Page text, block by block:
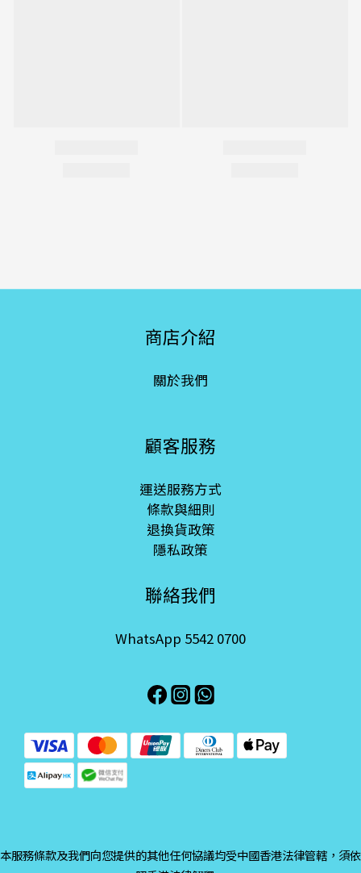
商店介紹
關於我們
顧客服務
運送服務方式
條款與細則
退換貨政策
隱私政策
聯絡我們
WhatsApp 5542 0700
本服務條款及我們向您提供的其他任何協議均受中國香港法律管轄，須依